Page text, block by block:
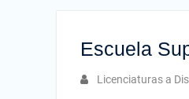
Escuela
Licenciaturas a